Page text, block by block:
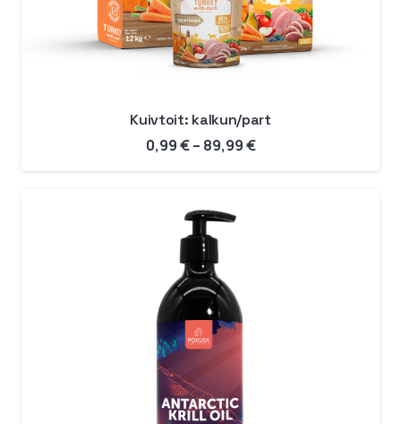
Kuivtoit: kalkun/part
0,99€ – 89,99€Hinnavahemik:
0,99 €